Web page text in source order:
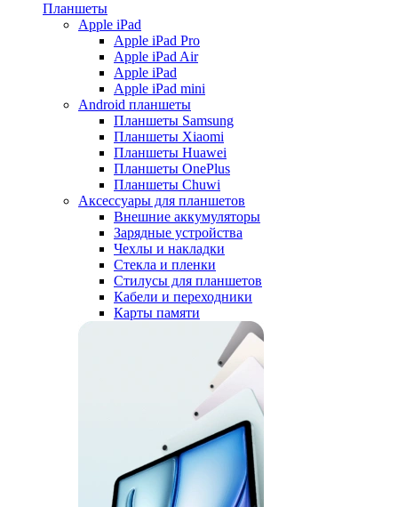
Планшеты
Apple iPad
Apple iPad Pro
Apple iPad Air
Apple iPad
Apple iPad mini
Android планшеты
Планшеты Samsung
Планшеты Xiaomi
Планшеты Huawei
Планшеты OnePlus
Планшеты Chuwi
Аксессуары для планшетов
Внешние аккумуляторы
Зарядные устройства
Чехлы и накладки
Стекла и пленки
Стилусы для планшетов
Кабели и переходники
Карты памяти